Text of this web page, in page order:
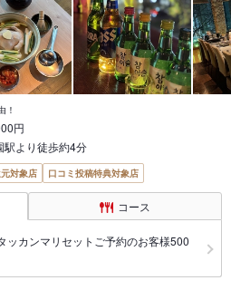
！
円
駅より徒歩約4分
対象店 口コミ投稿特典対象店
コース
ッカンマリセットご予約のお客様500